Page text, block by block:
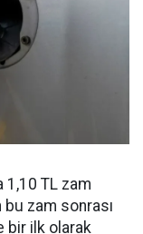
1,10 TL zam
bu zam sonrası
bir ilk olarak